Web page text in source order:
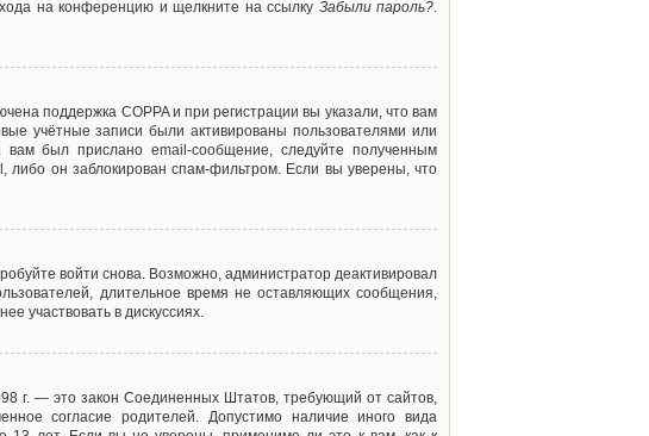
на конференцию и щелкните на ссылку Забыли пароль?.
поддержка COPPA и при регистрации вы указали, что вам
учётные записи были активированы пользователями или
был прислано email-сообщение, следуйте полученным
либо он заблокирован спам-фильтром. Если вы уверены, что
войти снова. Возможно, администратор деактивировал
длительное время не оставляющих сообщения,
участвовать в дискуссиях.
г. — это закон Соединенных Штатов, требующий от сайтов,
согласие родителей. Допустимо наличие иного вида